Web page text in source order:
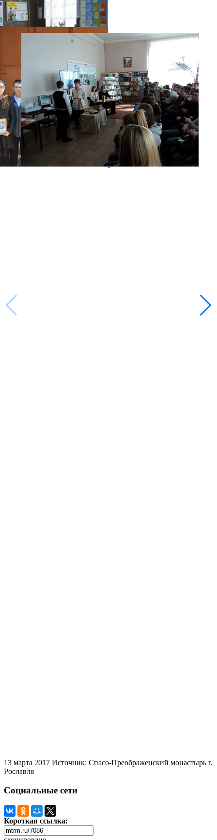
13 марта 2017 Источник: Спасо-Преображенский монастырь г.
Рославля
Социальные сети
Короткая ссылка: